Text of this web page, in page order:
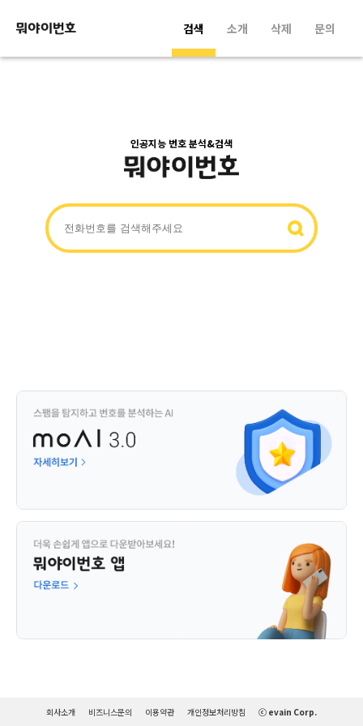
검색 소개 삭제 문의
인공지능 번호 분석&검색
회사소개 비즈니스문의 이용약관 개인정보처리방침 ⓒ evain Corp.